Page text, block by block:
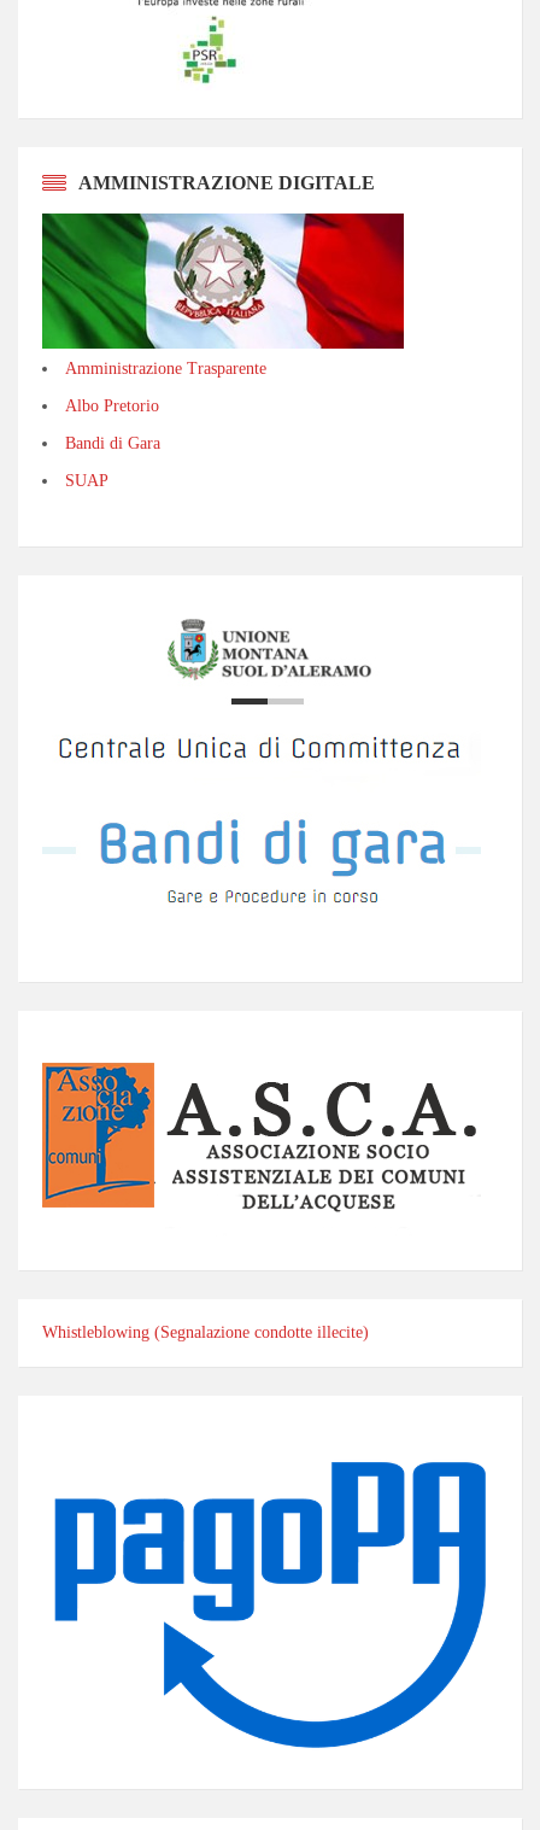
AMMINISTRAZIONE DIGITALE
Amministrazione Trasparente
Albo Pretorio
Bandi di Gara
SUAP
Whistleblowing (Segnalazione condotte illecite)